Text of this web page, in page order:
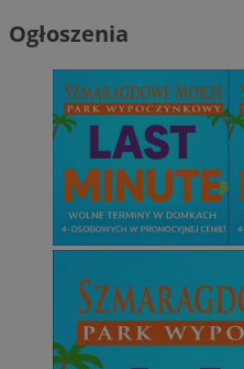
Ogłoszenia